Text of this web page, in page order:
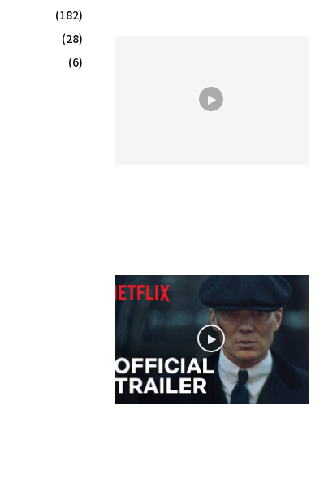
(182)
(28)
(6)